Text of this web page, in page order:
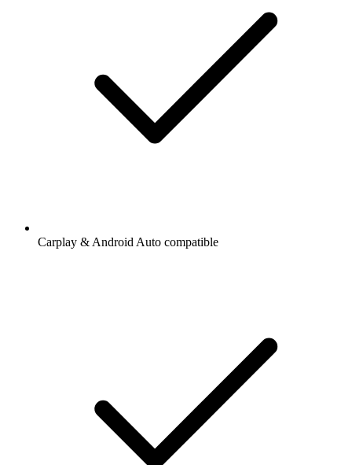
Carplay & Android Auto compatible